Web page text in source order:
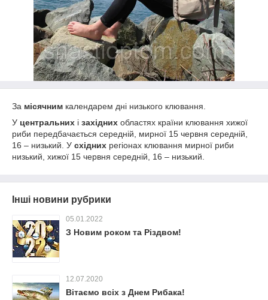
За місячним календарем дні низького клювання.
У центральних і західних областях країни клювання хижої
риби передбачається середній, мирної 15 червня середній,
16 – низький. У східних регіонах клювання мирної риби
низький, хижої 15 червня середній, 16 – низький.
Інші новини рубрики
05.01.2022
З Новим роком та Різдвом!
12.07.2020
Вітаємо всіх з Днем Рибака!